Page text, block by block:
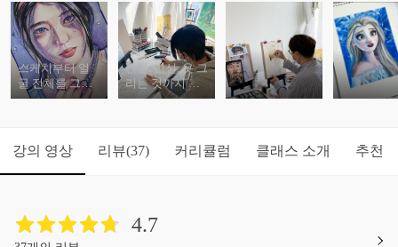
스케치부터 얼
굴 전체를 그리
는 팁 알 수 있어
전신, 반신, 옷 그
리는 것까지 배
울 수 있어요.
강의 영상 리뷰(37) 커리큘럼 클래스 소개 추천
4.7